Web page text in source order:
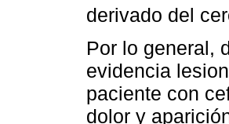
derivado del
Por lo general,
evidencia
paciente con
dolor y